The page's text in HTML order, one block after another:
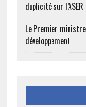
duplicité sur l’ASER
Le Premier
développement